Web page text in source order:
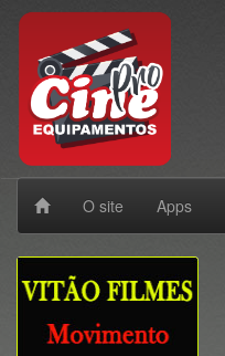
O site Apps